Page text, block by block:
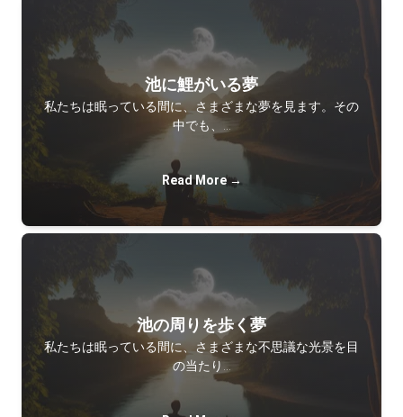
池に鯉がいる夢
私たちは眠っている間に、さまざまな夢を見ます。その
中でも、…
Read More →
池の周りを歩く夢
私たちは眠っている間に、さまざまな不思議な光景を目
の当たり…